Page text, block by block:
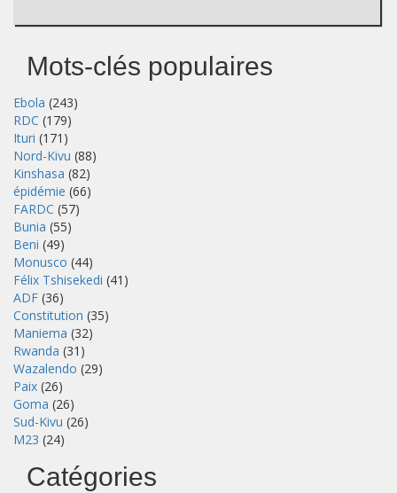
Mots-clés populaires
Ebola (243)
RDC (179)
Ituri (171)
Nord-Kivu (88)
Kinshasa (82)
épidémie (66)
FARDC (57)
Bunia (55)
Beni (49)
Monusco (44)
Félix Tshisekedi (41)
ADF (36)
Constitution (35)
Maniema (32)
Rwanda (31)
Wazalendo (29)
Paix (26)
Goma (26)
Sud-Kivu (26)
M23 (24)
Catégories